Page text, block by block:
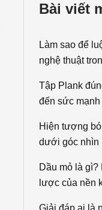
Bài viết
Làm sao để
nghệ thuật
Tập Plank
đến sức mạnh
Hiện tượng
dưới góc nhìn
Dầu mỏ là gì?
lược của nền
Giải đáp ai là